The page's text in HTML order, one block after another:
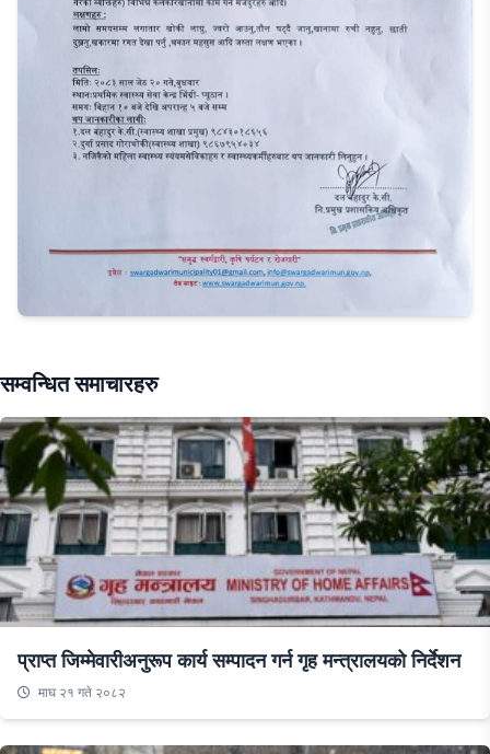
सम्वन्धित समाचारहरु
प्राप्त जिम्मेवारीअनुरूप कार्य सम्पादन गर्न गृह मन्त्रालयको निर्देशन
माघ २१ गते २०८२